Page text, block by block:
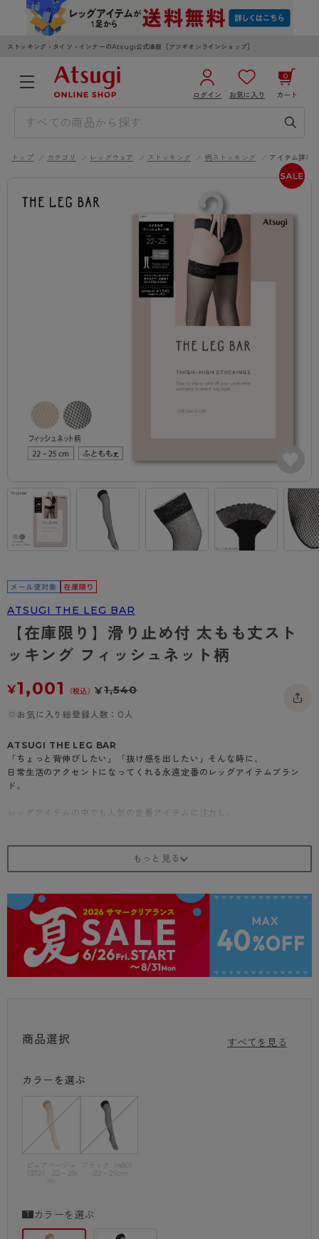
ストッキング・タイツ・インナーのAtsugi公式通販［アツギオンラインショップ］
ログイン お気に入り カート
0
3,980円以上のご購入で送料無料
MEN
- 無地ストッキング
- 柄ストッキング
- ショート丈ストッキング
- 着圧ストッキング
- パンティ部レスストッキング
タイツ
- 柄タイツ
- ひざ下丈タイツ
- 着圧タイツ
ソックス・靴下
ブラジャー
- ノンワイヤーブラ
- ワイヤーブラ
- ブラトップ
ショーツ
- レギュラーショーツ
肌着・インナー
- 長袖（七分袖以上）
- タンクトップ
- カップ付きインナー
ライフスタイルウェア
ボトムス
ルームウェア・パジャマ
アクティブ・スポーツ
- スポーツブラ
雑貨・小物
クルー・レギュラー丈ソックス
スニーカー丈・くるぶし丈ソックス
ハイソックス
メンズパンツ
ボクサー
トランクス
Tバック・ビキニ
肌着・インナー
ライフスタイルウェア
ボトムス
ルームウェア・パジャマ
ソックス・靴下
クルー・レギュラー丈ソックス
スニーカー丈・くるぶし丈ソックス
ハイソックス
スクールソックス
ブラジャー
ノンワイヤーブラ
ワイヤーブラ
スポーツブラ
ショーツ
レギュラーショーツ
AZGI
アスティーグ
クリアビューティアクティブ
スゴスト
フェイクタイツ
hotto comfort
スクールタイム
みんなの、みんなの。
CLINICAL
ハイジュニ
商品選びのお手伝い
私に似合う、ストッキング選び
タイツの選び方
ご利用ガイド
はじめての方へ
よくある質問（FAQ）
配送方法について
返品・交換について
お問い合わせについて
トップ カテゴリ レッグウェア ストッキング 柄ストッキング アイテム詳細
ATSUGI THE LEG BAR
【在庫限り】滑り止め付 太もも丈スト
ッキング フィッシュネット柄
¥1,001 （税込） ¥1,540
お気に入り総登録人数：0人
ATSUGI THE LEG BAR
「ちょっと背伸びしたい」「抜け感を出したい」そんな時に、
日常生活のアクセントになってくれる永遠定番のレッグアイテムブラン
ド。
レッグアイテムの中でも人気の定番アイテムに注力し、
ベーシックにもファッショナブルにも取り入れやすいフィッシュネット
柄。
ガーターベルトなしではける、ずり落ちにくいレースストッパー付き。
ウエストのしめつけ感が苦手な方や、ヒップ周りのムレが気になる方にお
すすすめです。
太もも丈ストッキングはさっと取り出してはけるので、忙しい朝も着脱が
スムーズ。
・静電気防止加工
商品選択 すべてを見る
カラーを選ぶ
ピュアベージュ
（372）-22～25c
m
ブラック（480）
-22～25cm
カラーを選ぶ